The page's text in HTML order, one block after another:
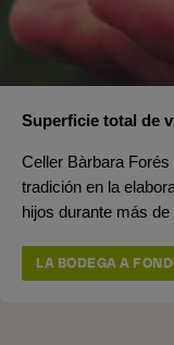
Superficie total de
Celler Bàrbara
tradición en la
hijos durante más de
LA BODEGA A